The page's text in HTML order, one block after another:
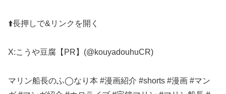
⬆️長押しで&リンクを開く
X:こうや豆腐【PR】(@kouyadouhuCR)
マリン船長のふ◯なり本 #漫画紹介 #shorts #漫画 #マン